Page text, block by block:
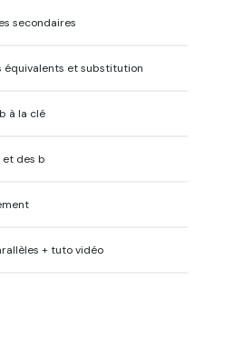
secondaires
équivalents et substitution
à la clé
des b
+ tuto vidéo